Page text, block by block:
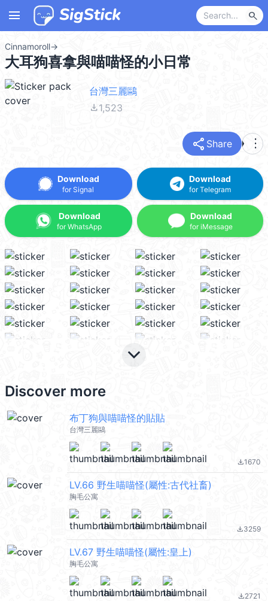
menu search
Cinnamoroll→
大耳狗喜拿與喵喵怪的小日常
台灣三麗鷗
file_download1,523
share Share more_vert
Download
for Signal
Download
for WhatsApp
Download
for Telegram
Download
for iMessage
keyboard_arrow_down
Discover more
布丁狗與喵喵怪的貼貼
台灣三麗鷗
file_download1670
LV.66 野生喵喵怪(屬性:古代社畜)
胸毛公寓
file_download3259
LV.67 野生喵喵怪(屬性:皇上)
胸毛公寓
file_download2721